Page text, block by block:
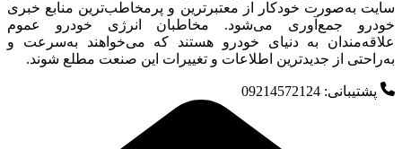
سایت به‌صورت خودکار از معتبرترین و پرمخاطب‌ترین منابع خبری
خودرو جمع‌آوری می‌شود. مخاطبان انرژی خودرو عموم
علاقه‌مندان به دنیای خودرو هستند که می‌خواهند به‌سرعت و
به‌راحتی از جدیدترین اطلاعات و تغییرات این صنعت مطلع شوند.
پشتیبانی: 09214572124